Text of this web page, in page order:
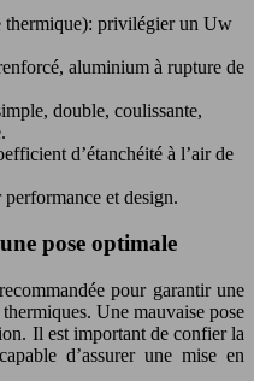
privilégier un Uw
aluminium à rupture de
double, coulissante,
d’étanchéité à l’air de
et design.
pose optimale
pour garantir une
Une mauvaise pose
Il est important de confier la
d’assurer une mise en